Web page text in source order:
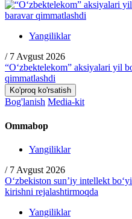
Yangiliklar
/ 7 Avgust 2026
“O‘zbektelekom” aksiyalari yil
qimmatlashdi
Ko'proq ko'rsatish
Bog'lanish Media-kit
Ommabop
Yangiliklar
/ 7 Avgust 2026
O‘zbekiston sun’iy intellekt
kirishni rejalashtirmoqda
Yangiliklar